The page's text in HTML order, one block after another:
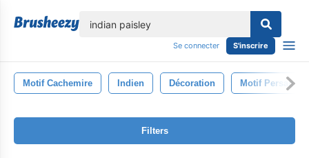
Se connecter S'inscrire
Motif Cachemire Indien Décoration Motif Persan
Filters